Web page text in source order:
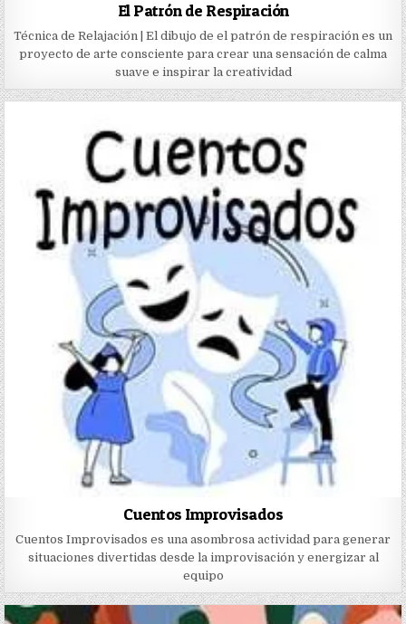
El Patrón de Respiración
Técnica de Relajación | El dibujo de el patrón de respiración es un
proyecto de arte consciente para crear una sensación de calma
suave e inspirar la creatividad
Cuentos Improvisados
Cuentos Improvisados es una asombrosa actividad para generar
situaciones divertidas desde la improvisación y energizar al
equipo